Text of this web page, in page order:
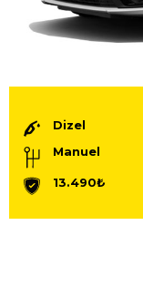
Dizel
Manuel
13.490₺